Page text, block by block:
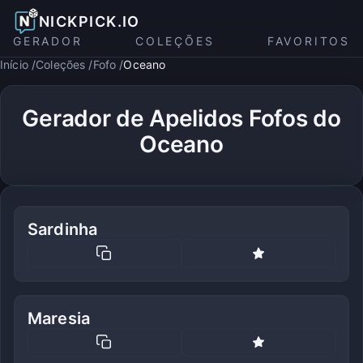
NICKPICK.IO
GERADOR COLEÇÕES
FAVORITOS
Início Coleções Fofo Oceano
Gerador de Apelidos Fofos do
Oceano
Sardinha
Maresia